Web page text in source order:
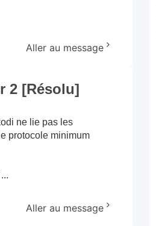
Aller au message
2 [Résolu]
ne lie pas les
protocole minimum
Aller au message